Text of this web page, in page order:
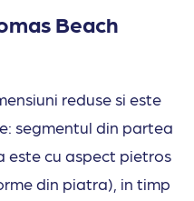
Beach
reduse si este
segmentul din partea
este cu aspect pietros
din piatra), in timp